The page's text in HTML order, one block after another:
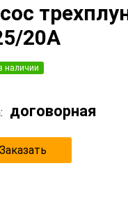
20А
наличии
договорная
Заказать